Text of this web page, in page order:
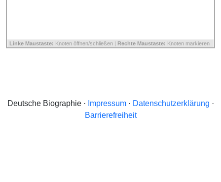
Linke Maustaste: Knoten öffnen/schließen | Rechte Maustaste: Knoten markieren
Deutsche Biographie · Impressum· Datenschutzerklärung ·
Barrierefreiheit